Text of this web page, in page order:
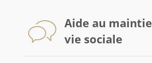
Aide au
vie sociale